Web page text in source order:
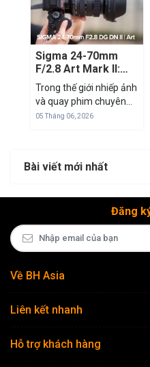
Sigma 24-70mm
F/2.8 Art Mark II:
'Tiêu Cự Vàng' Để
Tác Nghiệp Trong
Mọi Tình Huống
Trong thế giới nhiếp ảnh
và quay phim chuyên
nghiệp, dải tiêu cự 24-
có thể đáp ứng từ
05 Tháng 06, 2026
Bài viết mới nhất
Đăng
Về BH Asia
Liên kết nhanh
Hỗ trợ khách hàng